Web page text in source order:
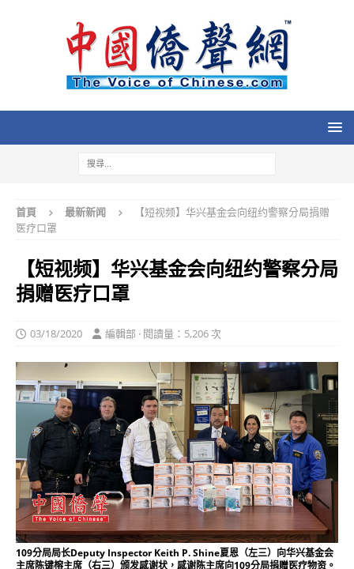
首頁 最新新闻
【短视频】华兴基金会向纽约警察分局捐赠
医疗口罩
【短视频】华兴基金会向纽约警察分局
捐赠医疗口罩
03/18/2020 編輯部 · 閱讀量：5,206 次
109分局局长Deputy Inspector Keith P. Shine夏恩（左三）向华兴基金会
主席陈键榕主席（右三）颁发感谢状，感谢陈主席向109分局捐赠医疗物资。